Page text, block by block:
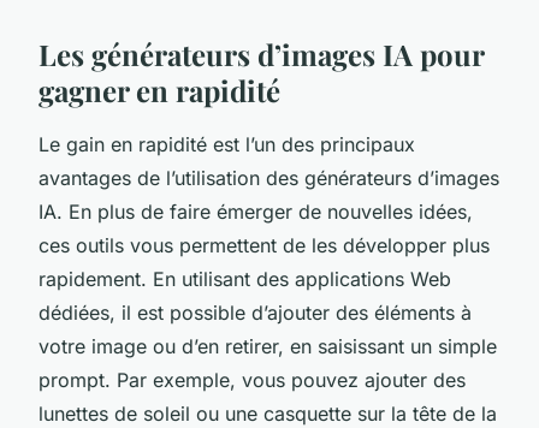
Les générateurs d’images IA pour
gagner en rapidité
Le gain en rapidité est l’un des principaux
avantages de l’utilisation des générateurs d’images
IA. En plus de faire émerger de nouvelles idées,
ces outils vous permettent de les développer plus
rapidement. En utilisant des applications Web
dédiées, il est possible d’ajouter des éléments à
votre image ou d’en retirer, en saisissant un simple
prompt. Par exemple, vous pouvez ajouter des
lunettes de soleil ou une casquette sur la tête de la